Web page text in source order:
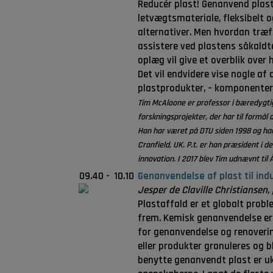
Reducér plast! Genanvend
letvægtsmateriale, fleksibelt
alternativer. Men hvordan
assistere ved plastens
oplæg vil give et overblik over
Det vil endvidere vise nogle
plastprodukter, –
Tim McAloone er professor i
forskningsprojekter, der har til formål
Han har været på DTU siden 1998 og
Cranfield, UK. P.t. er han præsident i
innovation. I 2017 blev Tim udnævnt til
09.40 - 10.10 Genanvendelse af plast til
Jesper de Claville Christiansen,
Plastaffald er et globalt
frem. Kemisk genanvendelse
for genanvendelse og
eller produkter granuleres og
benytte genanvendt plast er